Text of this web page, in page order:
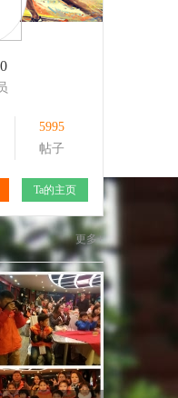
5995
帖子
Ta的主页
更多+